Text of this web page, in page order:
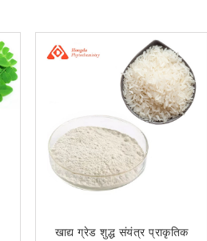
खाद्य ग्रेड शुद्ध संयंत्र प्राकृतिक